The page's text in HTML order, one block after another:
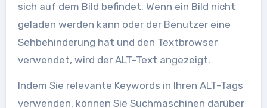
sich auf dem Bild befindet. Wenn ein Bild nicht
geladen werden kann oder der Benutzer eine
Sehbehinderung hat und den Textbrowser
verwendet, wird der ALT-Text angezeigt.
Indem Sie relevante Keywords in Ihren ALT-Tags
verwenden, können Sie Suchmaschinen darüber